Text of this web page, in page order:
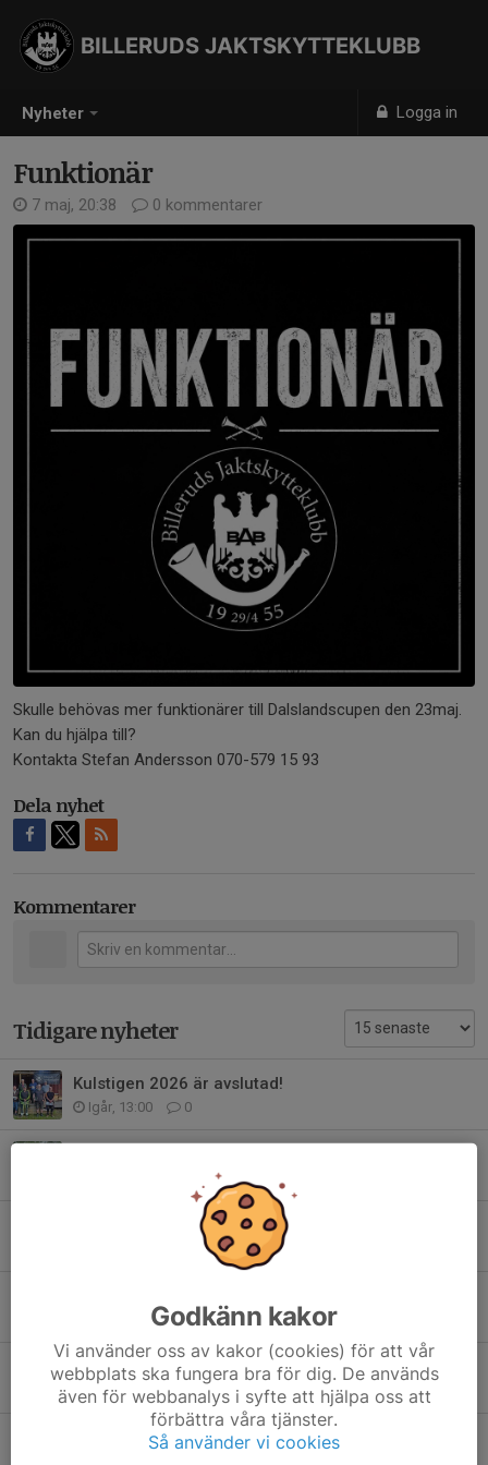
Nyheter Logga in
BILLERUDS JAKTSKYTTEKLUBB
Funktionär
7 maj, 20:38 0 kommentarer
Skulle behövas mer funktionärer till Dalslandscupen den 23maj.
Kan du hjälpa till?
Kontakta Stefan Andersson 070-579 15 93
Dela nyhet
Kommentarer
Tidigare nyheter
Kulstigen 2026 är avslutad!
Igår, 13:00 0
31 jul, 17:41 0
Klubbmästerskap Älg
30 jul, 12:00 0
💥 Påminnelse om veckans aktiviteter! 💥
Godkänn kakor
Vi använder oss av kakor (cookies) för att vår
webbplats ska fungera bra för dig. De används
även för webbanalys i syfte att hjälpa oss att
förbättra våra tjänster.
Så använder vi cookies